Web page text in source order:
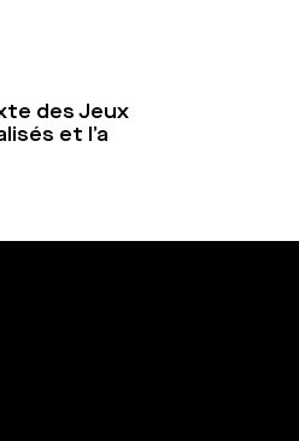
des Jeux
et l’a